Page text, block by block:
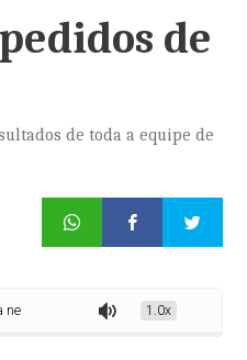
de
de toda a equipe de
de exoneração de secretários
1.0x